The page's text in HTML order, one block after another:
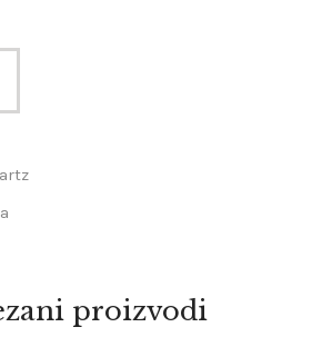
proizvodi